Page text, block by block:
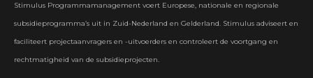
Stimulus Programmamanagement voert Europese, nationale en regionale
subsidieprogramma’s uit in Zuid-Nederland en Gelderland. Stimulus adviseert en
faciliteert projectaanvragers en -uitvoerders en controleert de voortgang en
rechtmatigheid van de subsidieprojecten.